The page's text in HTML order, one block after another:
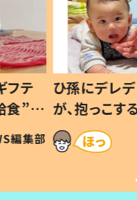
フテ
食”を
の親
編集部
ひ孫にデレ
が、抱っこ
「涙が出まし
い」